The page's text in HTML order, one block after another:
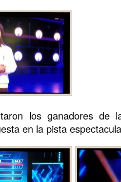
los ganadores de
en la pista